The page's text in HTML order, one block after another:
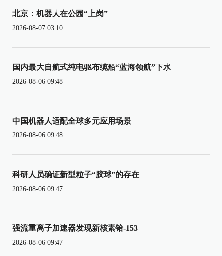
北京：机器人在公园“上岗”
2026-08-07 03:10
国内最大自航式纯电驱布缆船“蓝海领航”下水
2026-08-06 09:48
中国机器人适配全球多元应用场景
2026-08-06 09:48
科研人员确证新型粒子“胶球”的存在
2026-08-06 09:47
强流重离子加速器发现新核素铪-153
2026-08-06 09:47